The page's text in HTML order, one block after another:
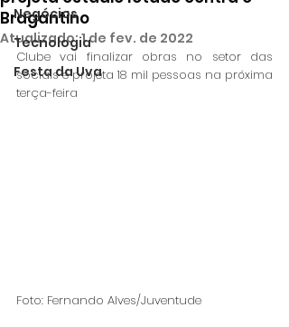
Negócios
Tecnologia
Festa da Uva
Bragantino
Atualizado:1 de fev. de 2022
Clube vai finalizar obras no setor das
sociais e projeta 18 mil pessoas na próxima
terça-feira
Foto: Fernando Alves/Juventude